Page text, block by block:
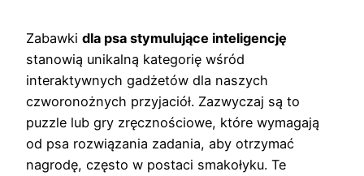
Zabawki dla psa stymulujące inteligencję
stanowią unikalną kategorię wśród
interaktywnych gadżetów dla naszych
czworonożnych przyjaciół. Zazwyczaj są to
puzzle lub gry zręcznościowe, które wymagają
od psa rozwiązania zadania, aby otrzymać
nagrodę, często w postaci smakołyku. Te